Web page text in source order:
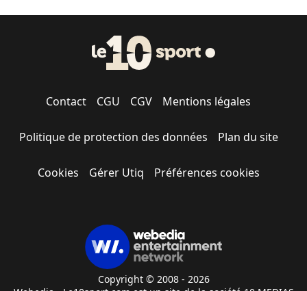
Contact CGU CGV Mentions légales
Politique de protection des données Plan du site
Cookies Gérer Utiq Préférences cookies
Copyright © 2008 - 2026